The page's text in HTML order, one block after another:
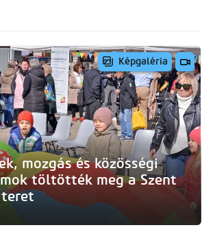
Képgaléria
mozgás és közösségi
töltötték meg a Szent